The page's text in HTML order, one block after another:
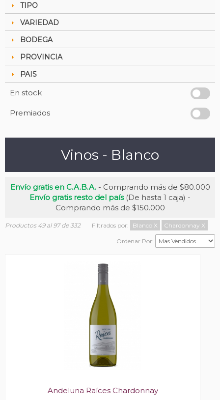
TIPO
VARIEDAD
BODEGA
PROVINCIA
PAIS
En stock
Premiados
Vinos - Blanco
Envío gratis en C.A.B.A.- Comprando más de $80.000
Envío gratis resto del país(De hasta 1 caja) -
Comprando más de $150.000
Productos 49 al 97 de 332 Filtrados por: Blanco X Chardonnay X
Ordenar Por:
Andeluna Raíces Chardonnay